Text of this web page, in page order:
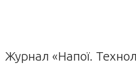
Журнал «Напої.